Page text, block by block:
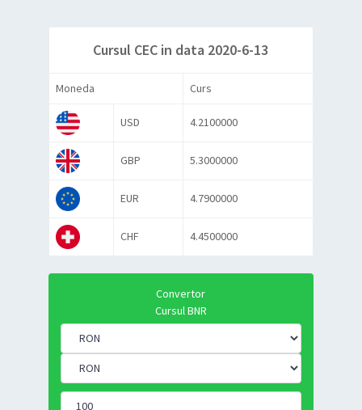
Cursul CEC in data 2020-6-13
Moneda Curs
USD 4.2100000
GBP 5.3000000
EUR 4.7900000
CHF 4.4500000
Convertor
Cursul BNR